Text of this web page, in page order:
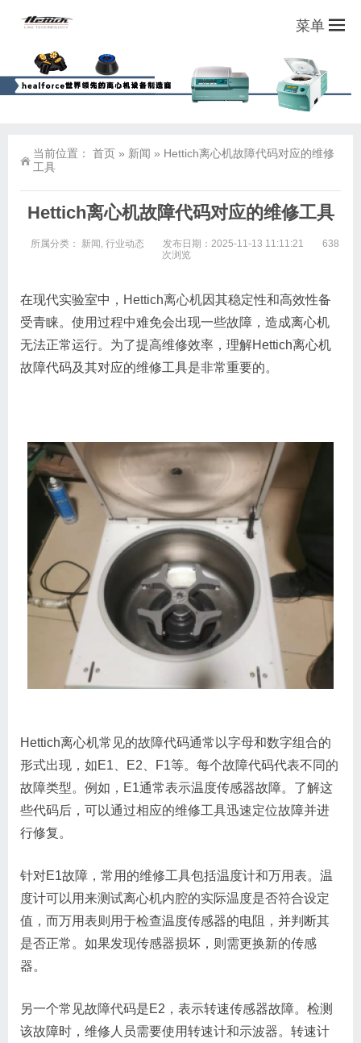
菜单
当前位置： 首页 » 新闻 » Hettich离心机故障代码对应的维修
工具
Hettich离心机故障代码对应的维修工具
所属分类： 新闻 , 行业动态 发布日期：2025-11-13 11:11:21
638
次浏览
在现代实验室中， Hettich离心机因其稳定性和高效性备
受青睐。使用过程中难免会出现一些故障，造成离心机
无法正常运行。为了提高维修效率，理解Hettich离心机
故障代码及其对应的维修工具是非常重要的。
Hettich离心机常见的故障代码通常以字母和数字组合的
形式出现，如E1、E2、F1等。每个故障代码代表不同的
故障类型。例如，E1通常表示温度传感器故障。了解这
些代码后，可以通过相应的维修工具迅速定位故障并进
行修复。
针对E1故障，常用的维修工具包括温度计和万用表。温
度计可以用来测试离心机内腔的实际温度是否符合设定
值，而万用表则用于检查温度传感器的电阻，并判断其
是否正常。如果发现传感器损坏，则需更换新的传感
器。
另一个常见故障代码是E2，表示转速传感器故障。检测
该故障时，维修人员需要使用转速计和示波器。转速计